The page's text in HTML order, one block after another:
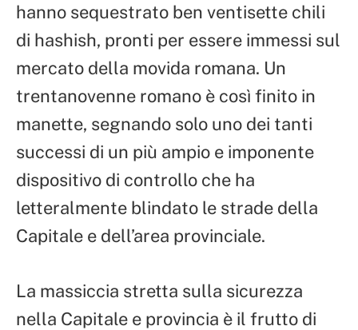
hanno sequestrato ben ventisette chili
di hashish, pronti per essere immessi sul
mercato della movida romana. Un
trentanovenne romano è così finito in
manette, segnando solo uno dei tanti
successi di un più ampio e imponente
dispositivo di controllo che ha
letteralmente blindato le strade della
Capitale e dell’area provinciale.
La massiccia stretta sulla sicurezza
nella Capitale e provincia è il frutto di